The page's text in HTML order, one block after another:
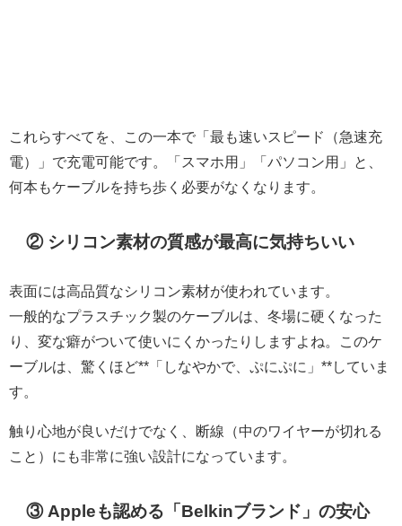
これらすべてを、この一本で「最も速いスピード（急速充
電）」で充電可能です。「スマホ用」「パソコン用」と、
何本もケーブルを持ち歩く必要がなくなります。
② シリコン素材の質感が最高に気持ちいい
表面には高品質なシリコン素材が使われています。
一般的なプラスチック製のケーブルは、冬場に硬くなった
り、変な癖がついて使いにくかったりしますよね。このケ
ーブルは、驚くほど**「しなやかで、ぷにぷに」**していま
す。
触り心地が良いだけでなく、断線（中のワイヤーが切れる
こと）にも非常に強い設計になっています。
③ Appleも認める「Belkinブランド」の安心